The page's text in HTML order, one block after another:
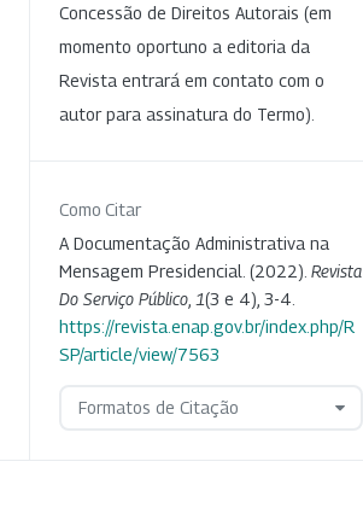
Concessão de Direitos Autorais (em
momento oportuno a editoria da
Revista entrará em contato com o
autor para assinatura do Termo).
Como Citar
A Documentação Administrativa na
Mensagem Presidencial. (2022). Revista
Do Serviço Público 1(3 e 4), 3-4.
https://revista.enap.gov.br/index.php/R
SP/article/view/7563
Formatos de Citação